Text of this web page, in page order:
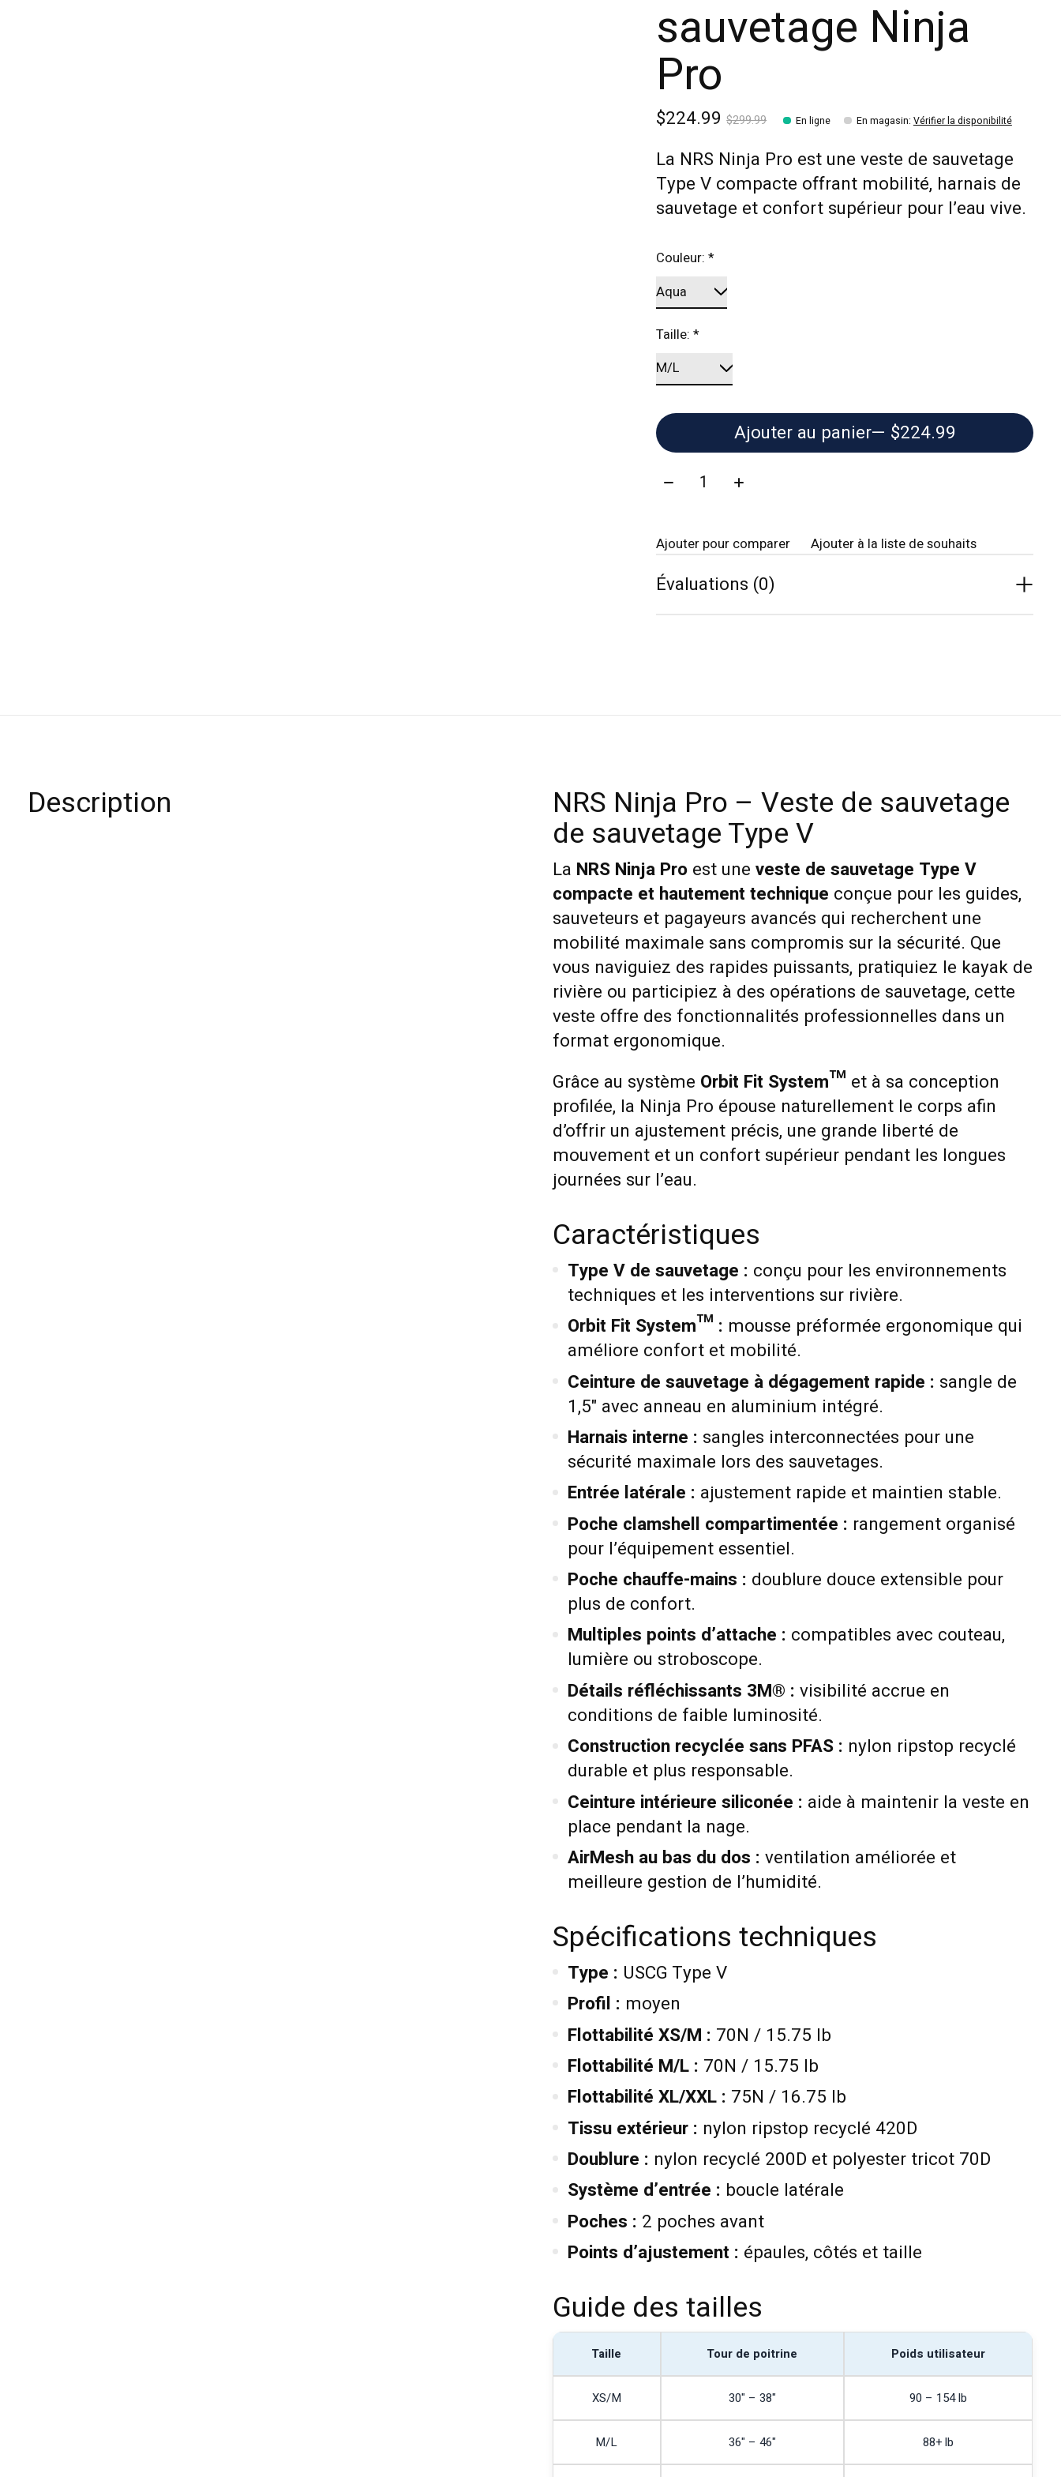
sauvetage Ninja
Pro
$224.99$299.99 En ligne En magasin: Vérifier la disponibilité
La NRS Ninja Pro est une veste de sauvetage
Type V compacte offrant mobilité, harnais de
sauvetage et confort supérieur pour l’eau vive.
Couleur:*
Taille:*
Ajouter au panier
— $224.99
Quantité:
Ajouter pour comparer Ajouter à la liste de souhaits
Évaluations (0)
Description NRS Ninja Pro – Veste de sauvetage
de sauvetage Type V
La NRS Ninja Proest une veste de sauvetage Type V
compacte et hautement technique conçue pour les guides,
sauveteurs et pagayeurs avancés qui recherchent une
mobilité maximale sans compromis sur la sécurité. Que
vous naviguiez des rapides puissants, pratiquiez le kayak de
rivière ou participiez à des opérations de sauvetage, cette
veste offre des fonctionnalités professionnelles dans un
format ergonomique.
Grâce au système Orbit Fit System™ et à sa conception
profilée, la Ninja Pro épouse naturellement le corps afin
d’offrir un ajustement précis, une grande liberté de
mouvement et un confort supérieur pendant les longues
journées sur l’eau.
Caractéristiques
Type V de sauvetage : conçu pour les environnements
techniques et les interventions sur rivière.
Orbit Fit System™ : mousse préformée ergonomique qui
améliore confort et mobilité.
Ceinture de sauvetage à dégagement rapide : sangle de
1,5" avec anneau en aluminium intégré.
Harnais interne : sangles interconnectées pour une
sécurité maximale lors des sauvetages.
Entrée latérale : ajustement rapide et maintien stable.
Poche clamshell compartimentée : rangement organisé
pour l’équipement essentiel.
Poche chauffe-mains : doublure douce extensible pour
plus de confort.
Multiples points d’attache : compatibles avec couteau,
lumière ou stroboscope.
Détails réfléchissants 3M® : visibilité accrue en
conditions de faible luminosité.
Construction recyclée sans PFAS : nylon ripstop recyclé
durable et plus responsable.
Ceinture intérieure siliconée : aide à maintenir la veste en
place pendant la nage.
AirMesh au bas du dos : ventilation améliorée et
meilleure gestion de l’humidité.
Spécifications techniques
Type : USCG Type V
Profil : moyen
Flottabilité XS/M : 70N / 15.75 lb
Flottabilité M/L : 70N / 15.75 lb
Flottabilité XL/XXL : 75N / 16.75 lb
Tissu extérieur : nylon ripstop recyclé 420D
Doublure : nylon recyclé 200D et polyester tricot 70D
Système d’entrée : boucle latérale
Poches : 2 poches avant
Points d’ajustement : épaules, côtés et taille
Guide des tailles
Taille Tour de poitrine Poids utilisateur
XS/M 30" – 38" 90 – 154 lb
M/L 36" – 46" 88+ lb